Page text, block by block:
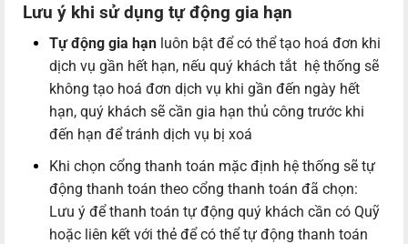
Lưu ý khi sử dụng tự động gia hạn
Tự động gia hạn luôn bật để có thể tạo hoá đơn khi
dịch vụ gần hết hạn, nếu quý khách tắt hệ thống sẽ
không tạo hoá đơn dịch vụ khi gần đến ngày hết
hạn, quý khách sẽ cần gia hạn thủ công trước khi
đến hạn để tránh dịch vụ bị xoá
Khi chọn cổng thanh toán mặc định hệ thống sẽ tự
động thanh toán theo cổng thanh toán đã chọn:
Lưu ý để thanh toán tự động quý khách cần có Quỹ
hoặc liên kết với thẻ để có thể tự động thanh toán